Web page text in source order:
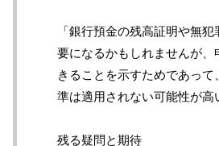
「銀行預金の残高証明や無
要になるかもしれませんが
きることを示すためであっ
準は適用されない可能性が高
残る疑問と期待